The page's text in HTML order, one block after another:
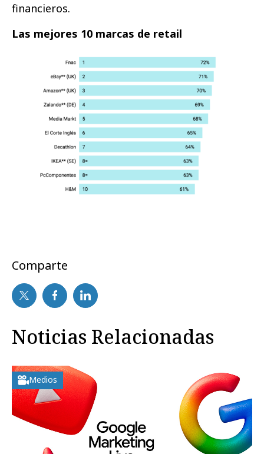
financieros.
Las mejores 10 marcas de retail
Comparte
Noticias Relacionadas
Medios